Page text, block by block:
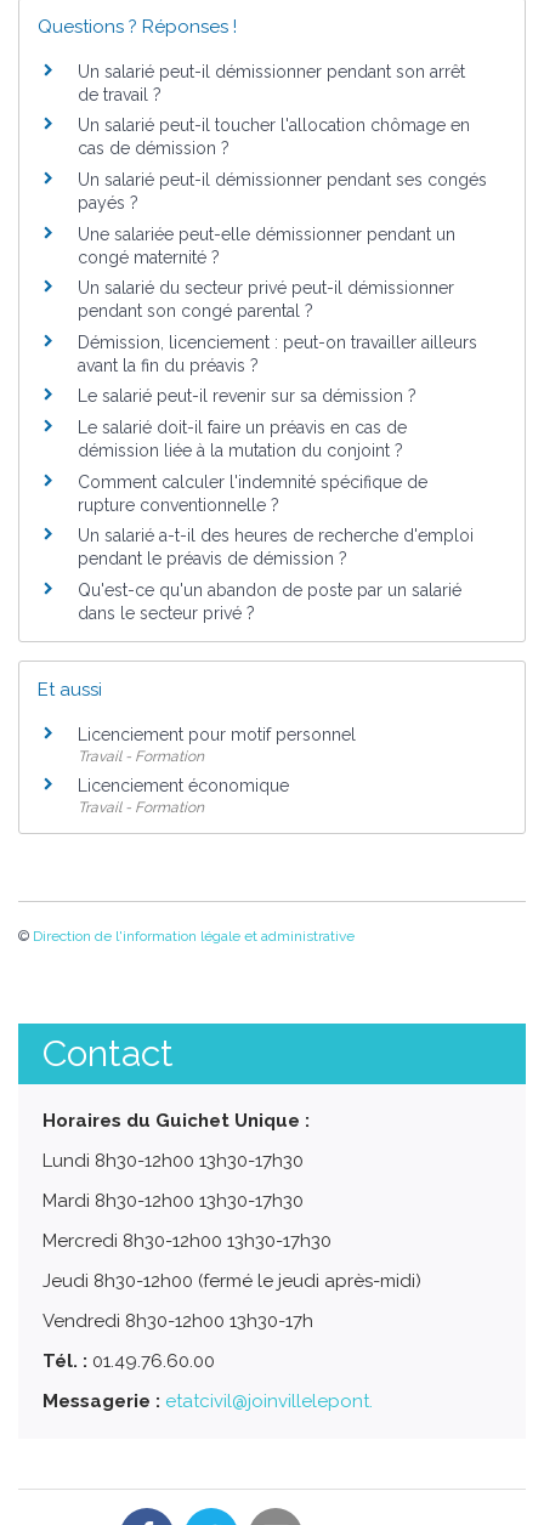
Questions ? Réponses !
Un salarié peut-il démissionner pendant son arrêt
de travail ?
Un salarié peut-il toucher l'allocation chômage en
cas de démission ?
Un salarié peut-il démissionner pendant ses congés
payés ?
Une salariée peut-elle démissionner pendant un
congé maternité ?
Un salarié du secteur privé peut-il démissionner
pendant son congé parental ?
Démission, licenciement : peut-on travailler ailleurs
avant la fin du préavis ?
Le salarié peut-il revenir sur sa démission ?
Le salarié doit-il faire un préavis en cas de
démission liée à la mutation du conjoint ?
Comment calculer l'indemnité spécifique de
rupture conventionnelle ?
Un salarié a-t-il des heures de recherche d'emploi
pendant le préavis de démission ?
Qu'est-ce qu'un abandon de poste par un salarié
dans le secteur privé ?
Et aussi
Licenciement pour motif personnel
Travail - Formation
Licenciement économique
Travail - Formation
© Direction de l'information légale et administrative
Contact
Horaires du Guichet Unique :
Lundi 8h30-12h00 13h30-17h30
Mardi 8h30-12h00 13h30-17h30
Mercredi 8h30-12h00 13h30-17h30
Jeudi 8h30-12h00 (fermé le jeudi après-midi)
Vendredi 8h30-12h00 13h30-17h
Tél. : 01.49.76.60.00
Messagerie : etatcivil@joinvillelepont.